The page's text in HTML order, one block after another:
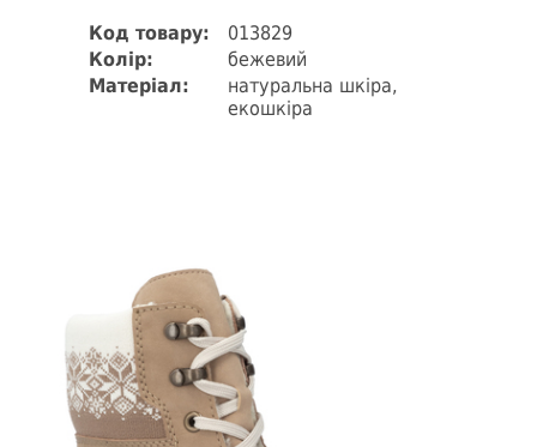
Код товару:
013829
Колір:
бежевий
Матеріал:
натуральна шкіра,
екошкіра